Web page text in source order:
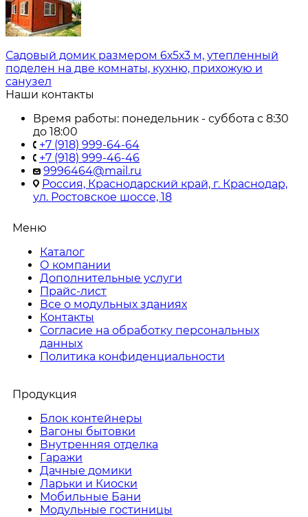
Садовый домик размером 6х5х3 м, утепленный
поделен на две комнаты, кухню, прихожую и
санузел
Наши контакты
Время работы: понедельник - суббота с 8:30
до 18:00
+7 (918) 999-64-64
+7 (918) 999-46-46
9996464@mail.ru
Россия, Краснодарский край, г. Краснодар,
ул. Ростовское шоссе, 18
Меню
Каталог
О компании
Дополнительные услуги
Прайс-лист
Все о модульных зданиях
Контакты
Согласие на обработку персональных
данных
Политика конфиденциальности
Продукция
Блок контейнеры
Вагоны бытовки
Внутренняя отделка
Гаражи
Дачные домики
Ларьки и Киоски
Мобильные Бани
Модульные гостиницы